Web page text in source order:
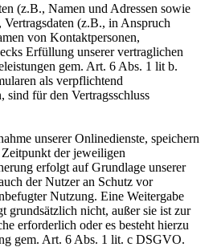
(z.B., Namen und Adressen sowie
(z.B., in Anspruch
von Kontaktpersonen,
Erfüllung unserer vertraglichen
gem. Art. 6 Abs. 1 lit b.
als verpflichtend
sind für den Vertragsschluss
unserer Onlinedienste, speichern
der jeweiligen
erfolgt auf Grundlage unserer
der Nutzer an Schutz vor
Nutzung. Eine Weitergabe
grundsätzlich nicht, außer sie ist zur
erforderlich oder es besteht hierzu
gem. Art. 6 Abs. 1 lit. c DSGVO.